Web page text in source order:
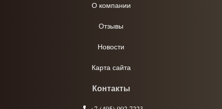
О компании
Отзывы
Новости
Карта сайта
Контакты